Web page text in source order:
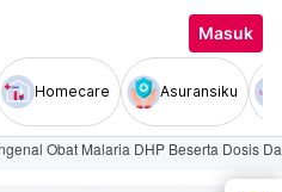
Masuk
Homecare Asuransiku
Obat Malaria DHP Beserta Dosis